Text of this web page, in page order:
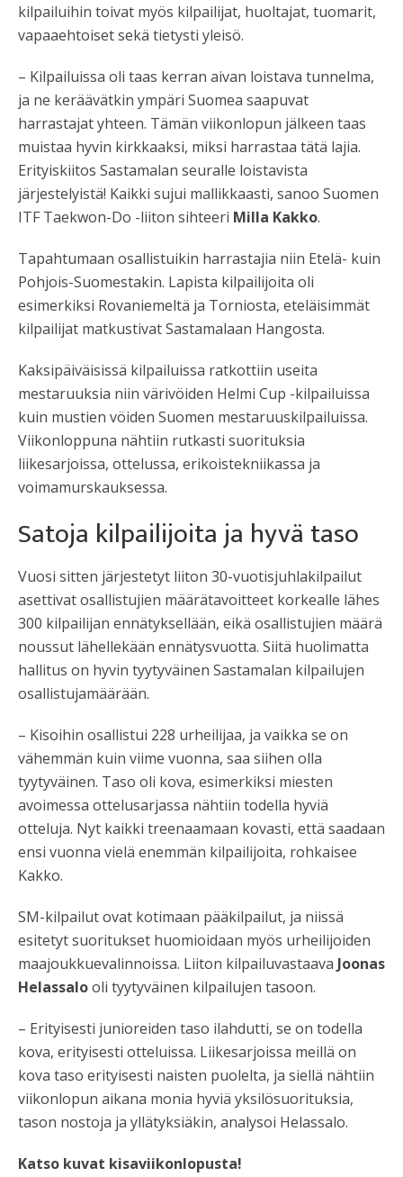
kilpailuihin toivat myös kilpailijat, huoltajat, tuomarit,
vapaaehtoiset sekä tietysti yleisö.
– Kilpailuissa oli taas kerran aivan loistava tunnelma,
ja ne keräävätkin ympäri Suomea saapuvat
harrastajat yhteen. Tämän viikonlopun jälkeen taas
muistaa hyvin kirkkaaksi, miksi harrastaa tätä lajia.
Erityiskiitos Sastamalan seuralle loistavista
järjestelyistä! Kaikki sujui mallikkaasti, sanoo Suomen
ITF Taekwon-Do -liiton sihteeri Milla Kakko.
Tapahtumaan osallistuikin harrastajia niin Etelä- kuin
Pohjois-Suomestakin. Lapista kilpailijoita oli
esimerkiksi Rovaniemeltä ja Torniosta, eteläisimmät
kilpailijat matkustivat Sastamalaan Hangosta.
Kaksipäiväisissä kilpailuissa ratkottiin useita
mestaruuksia niin värivöiden Helmi Cup -kilpailuissa
kuin mustien vöiden Suomen mestaruuskilpailuissa.
Viikonloppuna nähtiin rutkasti suorituksia
liikesarjoissa, ottelussa, erikoistekniikassa ja
voimamurskauksessa.
Satoja kilpailijoita ja hyvä taso
Vuosi sitten järjestetyt liiton 30-vuotisjuhlakilpailut
asettivat osallistujien määrätavoitteet korkealle lähes
300 kilpailijan ennätyksellään, eikä osallistujien määrä
noussut lähellekään ennätysvuotta. Siitä huolimatta
hallitus on hyvin tyytyväinen Sastamalan kilpailujen
osallistujamäärään.
– Kisoihin osallistui 228 urheilijaa, ja vaikka se on
vähemmän kuin viime vuonna, saa siihen olla
tyytyväinen. Taso oli kova, esimerkiksi miesten
avoimessa ottelusarjassa nähtiin todella hyviä
otteluja. Nyt kaikki treenaamaan kovasti, että saadaan
ensi vuonna vielä enemmän kilpailijoita, rohkaisee
Kakko.
SM-kilpailut ovat kotimaan pääkilpailut, ja niissä
esitetyt suoritukset huomioidaan myös urheilijoiden
maajoukkuevalinnoissa. Liiton kilpailuvastaava Joonas
Helassalooli tyytyväinen kilpailujen tasoon.
– Erityisesti junioreiden taso ilahdutti, se on todella
kova, erityisesti otteluissa. Liikesarjoissa meillä on
kova taso erityisesti naisten puolelta, ja siellä nähtiin
viikonlopun aikana monia hyviä yksilösuorituksia,
tason nostoja ja yllätyksiäkin, analysoi Helassalo.
Katso kuvat kisaviikonlopusta!